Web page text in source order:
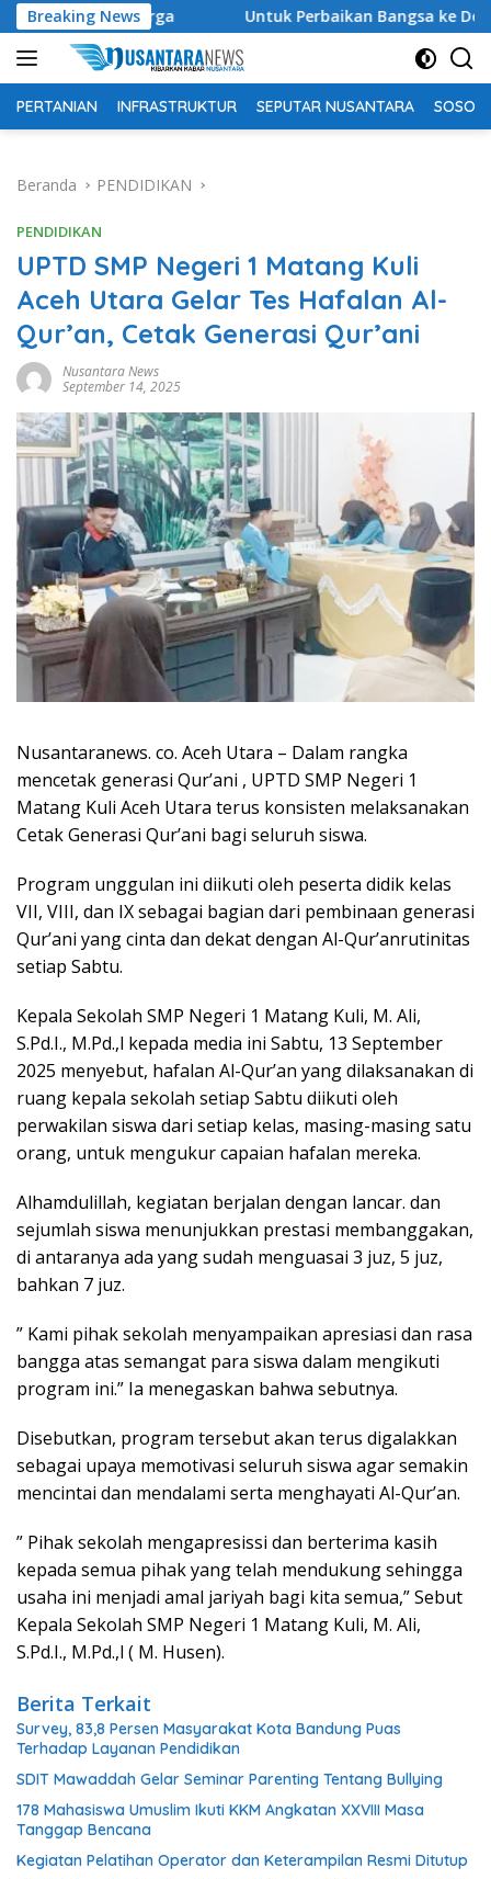
Langsung
ke
konten
Breaking NewsUntuk Perbaikan Bangsa ke Depan, Ketum DPP
PERTANIAN INFRASTRUKTUR SEPUTAR NUSANTARA SOSOK
Beranda PENDIDIKAN
PENDIDIKAN
UPTD SMP Negeri 1 Matang Kuli
Aceh Utara Gelar Tes Hafalan Al-
Qur’an, Cetak Generasi Qur’ani
Nusantara News
September 14, 2025
Nusantaranews. co. Aceh Utara – Dalam rangka
mencetak generasi Qur’ani , UPTD SMP Negeri 1
Matang Kuli Aceh Utara terus konsisten melaksanakan
Cetak Generasi Qur’ani bagi seluruh siswa.
Program unggulan ini diikuti oleh peserta didik kelas
VII, VIII, dan IX sebagai bagian dari pembinaan generasi
Qur’ani yang cinta dan dekat dengan Al-Qur’anrutinitas
setiap Sabtu.
Kepala Sekolah SMP Negeri 1 Matang Kuli, M. Ali,
S.Pd.I., M.Pd.,l kepada media ini Sabtu, 13 September
2025 menyebut, hafalan Al-Qur’an yang dilaksanakan di
ruang kepala sekolah setiap Sabtu diikuti oleh
perwakilan siswa dari setiap kelas, masing-masing satu
orang, untuk mengukur capaian hafalan mereka.
Alhamdulillah, kegiatan berjalan dengan lancar. dan
sejumlah siswa menunjukkan prestasi membanggakan,
di antaranya ada yang sudah menguasai 3 juz, 5 juz,
bahkan 7 juz.
” Kami pihak sekolah menyampaikan apresiasi dan rasa
bangga atas semangat para siswa dalam mengikuti
program ini.” Ia menegaskan bahwa sebutnya.
Disebutkan, program tersebut akan terus digalakkan
sebagai upaya memotivasi seluruh siswa agar semakin
mencintai dan mendalami serta menghayati Al-Qur’an.
” Pihak sekolah mengapresissi dan berterima kasih
kepada semua pihak yang telah mendukung sehingga
usaha ini menjadi amal jariyah bagi kita semua,” Sebut
Kepala Sekolah SMP Negeri 1 Matang Kuli, M. Ali,
S.Pd.I., M.Pd.,l ( M. Husen).
Berita Terkait
Survey, 83,8 Persen Masyarakat Kota Bandung Puas
Terhadap Layanan Pendidikan
SDIT Mawaddah Gelar Seminar Parenting Tentang Bullying
178 Mahasiswa Umuslim Ikuti KKM Angkatan XXVIII Masa
Tanggap Bencana
Kegiatan Pelatihan Operator dan Keterampilan Resmi Ditutup